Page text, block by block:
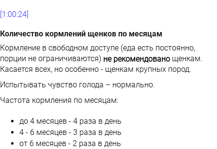
[1:00:24]
Количество кормлений щенков по месяцам
Кормление в свободном доступе (еда есть постоянно,
порции не ограничиваются) не рекомендовано щенкам.
Касается всех, но особенно - щенкам крупных пород.
Испытывать чувство голода – нормально.
Частота кормления по месяцам:
до 4 месяцев - 4 раза в день
4 - 6 месяцев - 3 раза в день
от 6 месяцев - 2 раза в день